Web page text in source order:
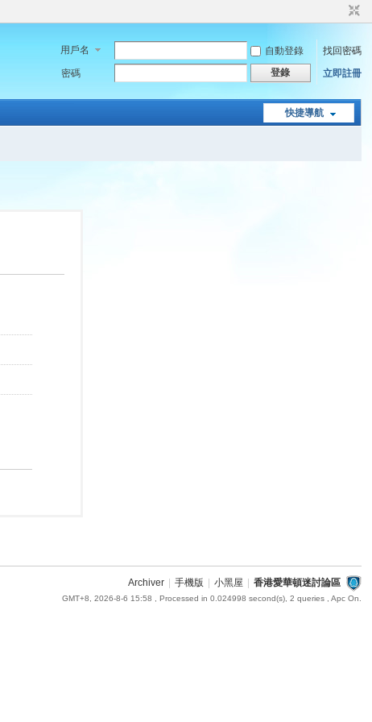
用戶名 自動登錄
找回密碼
密碼
登錄 立即註冊
快捷導航
Archiver 手機版 小黑屋 香港愛華頓迷討論區
GMT+8, 2026-8-6 15:58 , Processed in 0.024998 second(s), 2 queries , Apc On.